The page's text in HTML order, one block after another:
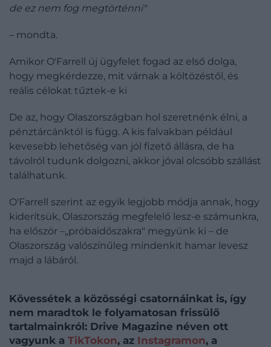
de ez nem fog megtörténni"
– mondta.
Amikor O'Farrell új ügyfelet fogad az első dolga,
hogy megkérdezze, mit várnak a költözéstől, és
reális célokat tűztek-e ki
De az, hogy Olaszországban hol szeretnénk élni, a
pénztárcánktól is függ. A kis falvakban például
kevesebb lehetőség van jól fizető állásra, de ha
távolról tudunk dolgozni, akkor jóval olcsóbb szállást
találhatunk.
O'Farrell szerint az egyik legjobb módja annak, hogy
kiderítsük, Olaszország megfelelő lesz-e számunkra,
ha először –„próbaidőszakra" megyünk ki – de
Olaszország valószínűleg mindenkit hamar levesz
majd a lábáról.
Kövessétek a közösségi csatornáinkat is, így
nem maradtok le folyamatosan frissülő
tartalmainkról: Drive Magazine néven ott
vagyunk a TikTokon, az Instagramon, a